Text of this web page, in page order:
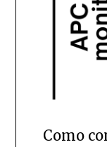
Como